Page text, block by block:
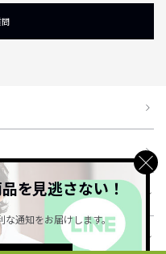
を見逃さない！
な通知をお届けします。